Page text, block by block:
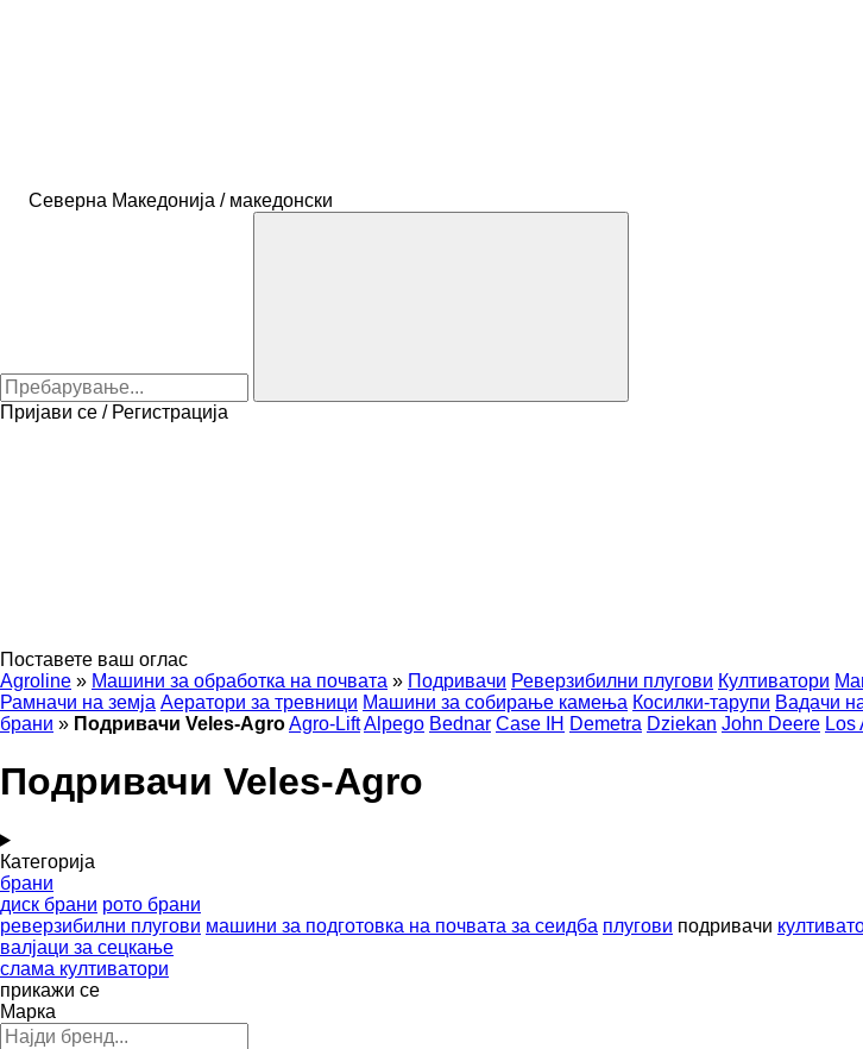
Северна Македонија / македонски
Пријави се / Регистрација
Поставете ваш оглас
Agroline » Машини за обработка на почвата » Подривачи Реверзибилни плугови Култиватори
Рамначи на земја Аератори за тревници Машини за собирање камења Косилки-тарупи Вадачи
брани » Подривачи Veles-AgroAgro-LiftAlpego Bednar Case IH Demetra Dziekan John Deere Los
Подривачи Veles-Agro
Категорија
брани
диск брани рото брани
реверзибилни плугови машини за подготовка на почвата за сеидба плугови подривачи
валјаци за сецкање
слама култиватори
прикажи се
Марка